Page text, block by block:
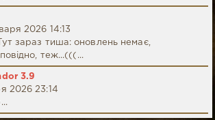
2026 14:13
зараз тиша: оновлень немає,
теж...(((...
3.9
2026 23:14